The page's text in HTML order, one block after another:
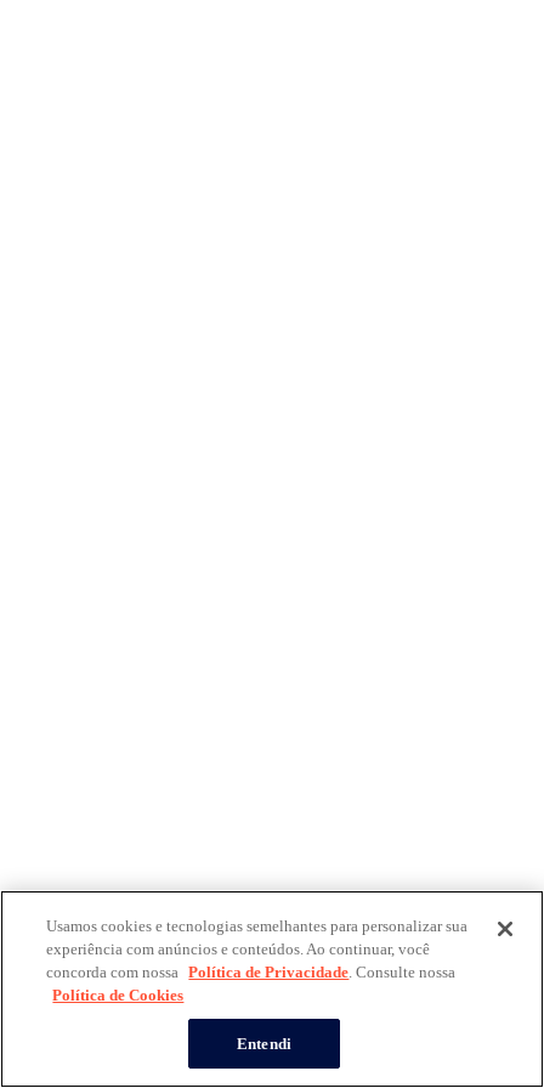
Usamos cookies e tecnologias semelhantes para personalizar sua
experiência com anúncios e conteúdos. Ao continuar, você
concorda com nossa Política de Privacidade. Consulte nossa
Política de Cookies
Entendi